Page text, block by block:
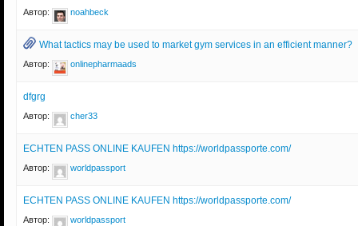
Автор: noahbeck
What tactics may be used to market gym services in an efficient manner?
Автор: onlinepharmaads
dfgrg
Автор: cher33
ECHTEN PASS ONLINE KAUFEN https://worldpassporte.com/
Автор: worldpassport
ECHTEN PASS ONLINE KAUFEN https://worldpassporte.com/
Автор: worldpassport